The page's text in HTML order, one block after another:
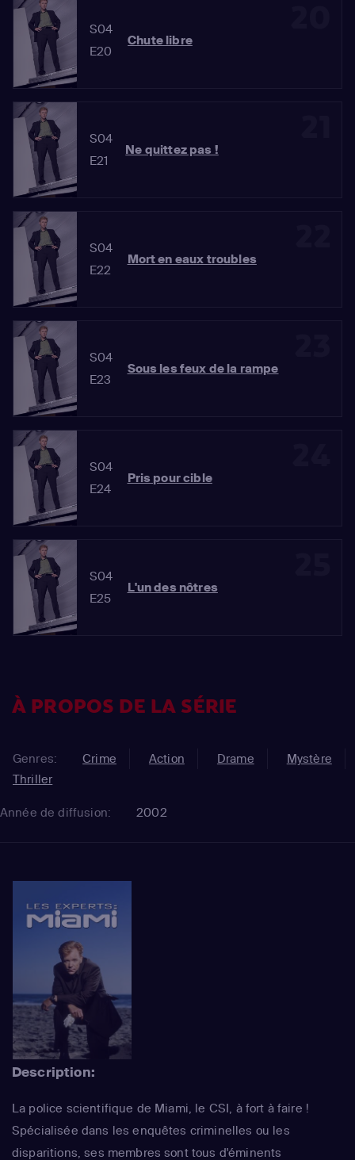
S04
E20
Chute libre
S04
E21
Ne quittez pas !
S04
E22
Mort en eaux troubles
S04
E23
Sous les feux de la rampe
S04
E24
Pris pour cible
S04
E25
L'un des nôtres
À PROPOS DE LA SÉRIE
Genres: Crime Action Drame
Mystère
Thriller
Année de diffusion: 2002
Description:
La police scientifique de Miami, le CSI, à fort à faire !
Spécialisée dans les enquêtes criminelles ou les
disparitions, ses membres sont tous d'éminents